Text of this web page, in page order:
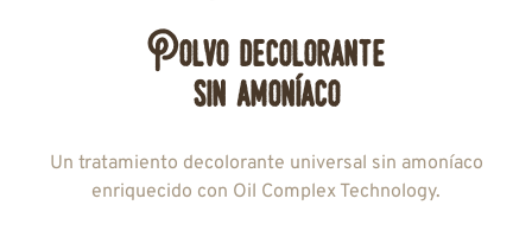
Polvo decolorante
sin amoníaco
Un tratamiento decolorante universal sin amoníaco
enriquecido con Oil Complex Technology.